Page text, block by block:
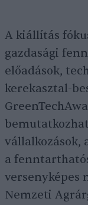
A kiállítás
gazdasági
előadások,
kerekasztal-
vállalkozások,
a
versenyképes
Nemzeti